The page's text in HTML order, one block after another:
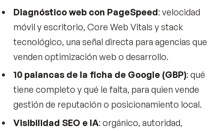
Diagnóstico web con PageSpeed: velocidad
móvil y escritorio, Core Web Vitals y stack
tecnológico, una señal directa para agencias que
venden optimización web o desarrollo.
10 palancas de la ficha de Google (GBP): qué
tiene completo y qué le falta, para quien vende
gestión de reputación o posicionamiento local.
Visibilidad SEO e IA: orgánico, autoridad,